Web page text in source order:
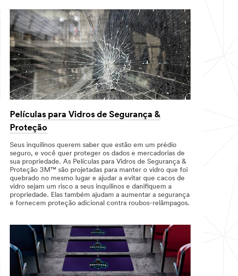
Películas para Vidros de Segurança &
Proteção
Seus inquilinos querem saber que estão em um prédio
seguro, e você quer proteger os dados e mercadorias de
sua propriedade. As Películas para Vidros de Segurança &
Proteção 3M™ são projetadas para manter o vidro que foi
quebrado no mesmo lugar e ajudar a evitar que cacos de
vidro sejam um risco a seus inquilinos e danifiquem a
propriedade. Elas também ajudam a aumentar a segurança
e fornecem proteção adicional contra roubos-relâmpagos.